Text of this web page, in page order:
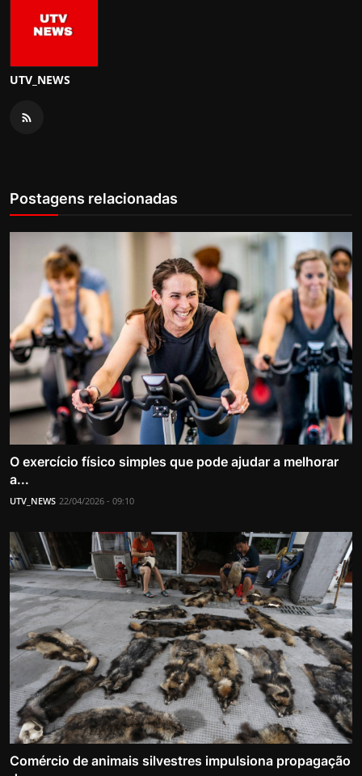
UTV_NEWS
Postagens relacionadas
O exercício físico simples que pode ajudar a melhorar
a...
UTV_NEWS 22/04/2026 - 09:10
Comércio de animais silvestres impulsiona propagação